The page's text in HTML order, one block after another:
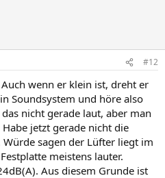
#12
wenn er klein ist, dreht er
Soundsystem und höre also
nicht gerade laut, aber man
jetzt gerade nicht die
sagen der Lüfter liegt im
meistens lauter.
Aus diesem Grunde ist